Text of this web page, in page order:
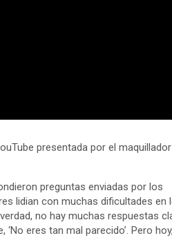
presentada por el maquillador
preguntas enviadas por los
lidian con muchas dificultades en
no hay muchas respuestas
eres tan mal parecido’. Pero